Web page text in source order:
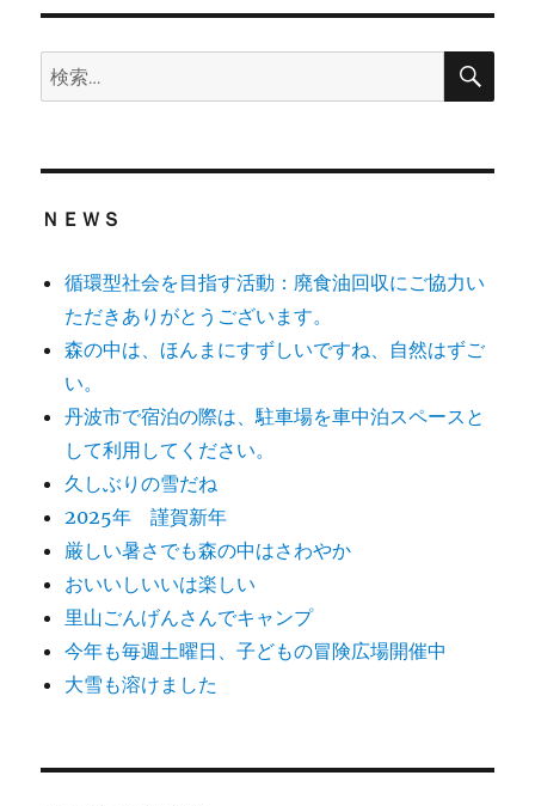
検
索:
検
ＮＥＷＳ
循環型社会を目指す活動：廃食油回収にご協力い
ただきありがとうございます。
森の中は、ほんまにすずしいですね、自然はずご
い。
丹波市で宿泊の際は、駐車場を車中泊スペースと
して利用してください。
久しぶりの雪だね
2025年 謹賀新年
厳しい暑さでも森の中はさわやか
おいいしいいは楽しい
里山ごんげんさんでキャンプ
今年も毎週土曜日、子どもの冒険広場開催中
大雪も溶けました